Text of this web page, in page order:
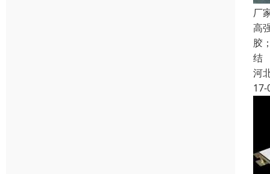
厂
高
胶
结
河
17-